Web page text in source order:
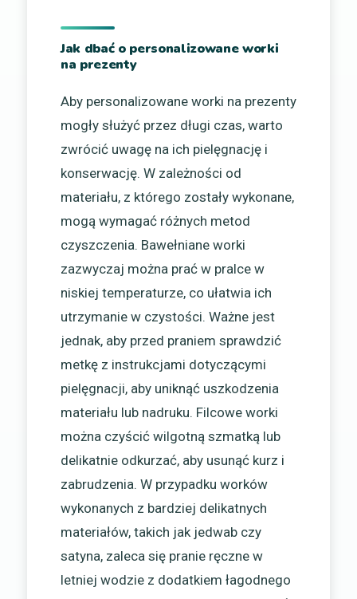
Jak dbać o personalizowane worki
na prezenty
Aby personalizowane worki na prezenty
mogły służyć przez długi czas, warto
zwrócić uwagę na ich pielęgnację i
konserwację. W zależności od
materiału, z którego zostały wykonane,
mogą wymagać różnych metod
czyszczenia. Bawełniane worki
zazwyczaj można prać w pralce w
niskiej temperaturze, co ułatwia ich
utrzymanie w czystości. Ważne jest
jednak, aby przed praniem sprawdzić
metkę z instrukcjami dotyczącymi
pielęgnacji, aby uniknąć uszkodzenia
materiału lub nadruku. Filcowe worki
można czyścić wilgotną szmatką lub
delikatnie odkurzać, aby usunąć kurz i
zabrudzenia. W przypadku worków
wykonanych z bardziej delikatnych
materiałów, takich jak jedwab czy
satyna, zaleca się pranie ręczne w
letniej wodzie z dodatkiem łagodnego